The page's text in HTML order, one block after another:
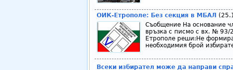
ОИК-Етрополе: Без секция в МБАЛ
Съобщение На основание
връзка с писмо с вх. №
Етрополе реши:Не
необходимия брой
Всеки избирател може да направи